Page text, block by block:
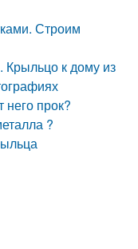
Строим
Крыльцо к дому из
него прок?
?